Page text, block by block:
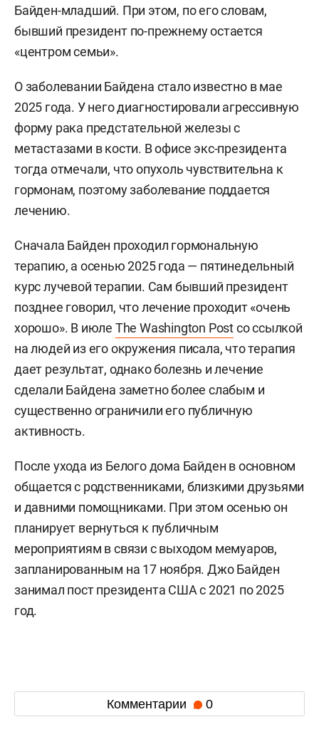
Байден-младший. При этом, по его словам,
бывший президент по-прежнему остается
«центром семьи».
О заболевании Байдена стало известно в мае
2025 года. У него диагностировали агрессивную
форму рака предстательной железы с
метастазами в кости. В офисе экс-президента
тогда отмечали, что опухоль чувствительна к
гормонам, поэтому заболевание поддается
лечению.
Сначала Байден проходил гормональную
терапию, а осенью 2025 года — пятинедельный
курс лучевой терапии. Сам бывший президент
позднее говорил, что лечение проходит «очень
хорошо». В июле The Washington Postсо ссылкой
на людей из его окружения писала, что терапия
дает результат, однако болезнь и лечение
сделали Байдена заметно более слабым и
существенно ограничили его публичную
активность.
После ухода из Белого дома Байден в основном
общается с родственниками, близкими друзьями
и давними помощниками. При этом осенью он
планирует вернуться к публичным
мероприятиям в связи с выходом мемуаров,
запланированным на 17 ноября. Джо Байден
занимал пост президента США с 2021 по 2025
год.
Комментарии 0